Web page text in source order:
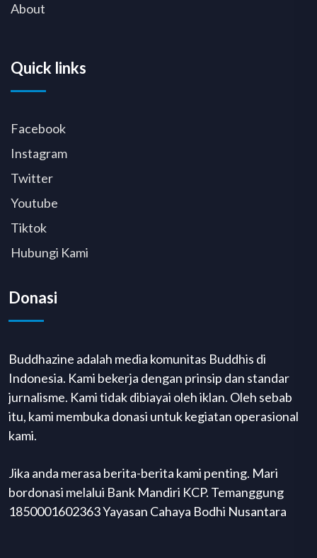
About
Quick links
Facebook
Instagram
Twitter
Youtube
Tiktok
Hubungi Kami
Donasi
Buddhazine adalah media komunitas Buddhis di
Indonesia. Kami bekerja dengan prinsip dan standar
jurnalisme. Kami tidak dibiayai oleh iklan. Oleh sebab
itu, kami membuka donasi untuk kegiatan operasional
kami.
Jika anda merasa berita-berita kami penting. Mari
bordonasi melalui Bank Mandiri KCP. Temanggung
1850001602363 Yayasan Cahaya Bodhi Nusantara